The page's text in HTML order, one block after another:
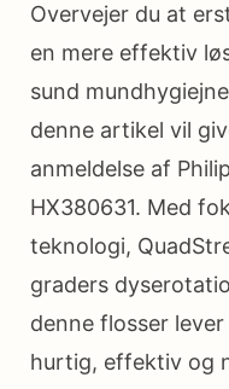
Overvejer du at
en mere effektiv
sund
denne artikel vil
anmeldelse af
HX380631. Med
teknologi,
graders
denne flosser
hurtig, effektiv og